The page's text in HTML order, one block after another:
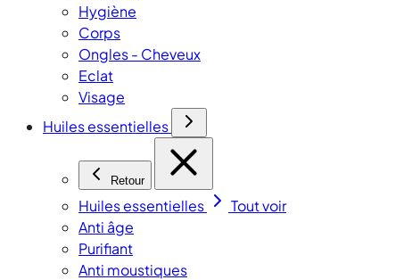
Hygiène
Corps
Ongles - Cheveux
Eclat
Visage
Huiles essentielles
Retour
Huiles essentielles
Tout voir
Anti âge
Purifiant
Anti moustiques